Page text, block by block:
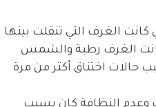
الغرف التي تنقلت بينها
الغرف رطبة والشمس
حالات اختناق أكثر من مرة
وعدم النظافة كان يسبب